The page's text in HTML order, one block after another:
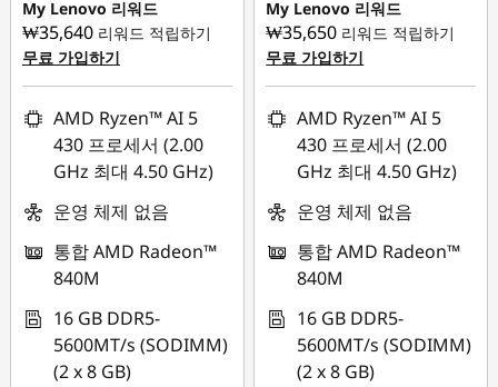
My Lenovo 리워드
₩35,640 리워드 적립하기
무료 가입하기
AMD Ryzen™ AI 5
430 프로세서 (2.00
GHz 최대 4.50 GHz)
운영 체제 없음
통합 AMD Radeon™
840M
16 GB DDR5-
5600MT/s (SODIMM)
(2 x 8 GB)
My Lenovo 리워드
₩35,650 리워드 적립하기
무료 가입하기
AMD Ryzen™ AI 5
430 프로세서 (2.00
GHz 최대 4.50 GHz)
운영 체제 없음
통합 AMD Radeon™
840M
16 GB DDR5-
5600MT/s (SODIMM)
(2 x 8 GB)